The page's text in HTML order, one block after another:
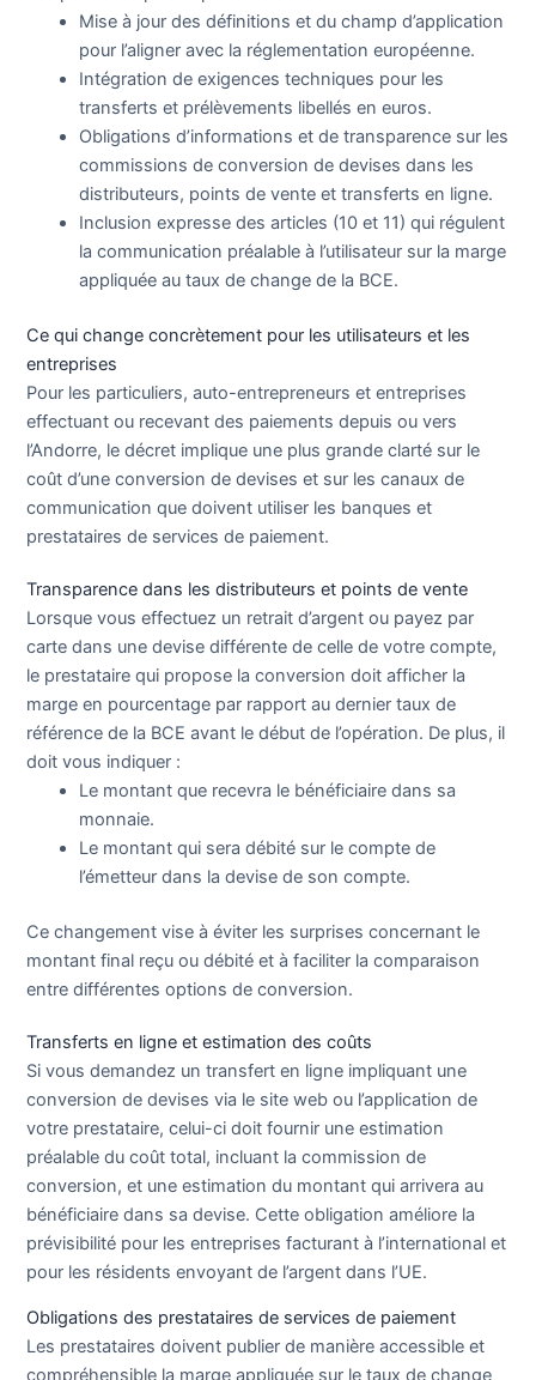
Mise à jour des définitions et du champ d’application
pour l’aligner avec la réglementation européenne.
Intégration de exigences techniques pour les
transferts et prélèvements libellés en euros.
Obligations d’informations et de transparence sur les
commissions de conversion de devises dans les
distributeurs, points de vente et transferts en ligne.
Inclusion expresse des articles (10 et 11) qui régulent
la communication préalable à l’utilisateur sur la marge
appliquée au taux de change de la BCE.
Ce qui change concrètement pour les utilisateurs et les
entreprises
Pour les particuliers, auto-entrepreneurs et entreprises
effectuant ou recevant des paiements depuis ou vers
l’Andorre, le décret implique une plus grande clarté sur le
coût d’une conversion de devises et sur les canaux de
communication que doivent utiliser les banques et
prestataires de services de paiement.
Transparence dans les distributeurs et points de vente
Lorsque vous effectuez un retrait d’argent ou payez par
carte dans une devise différente de celle de votre compte,
le prestataire qui propose la conversion doit afficher la
marge en pourcentage par rapport au dernier taux de
référence de la BCE avant le début de l’opération. De plus, il
doit vous indiquer :
Le montant que recevra le bénéficiaire dans sa
monnaie.
Le montant qui sera débité sur le compte de
l’émetteur dans la devise de son compte.
Ce changement vise à éviter les surprises concernant le
montant final reçu ou débité et à faciliter la comparaison
entre différentes options de conversion.
Transferts en ligne et estimation des coûts
Si vous demandez un transfert en ligne impliquant une
conversion de devises via le site web ou l’application de
votre prestataire, celui-ci doit fournir une estimation
préalable du coût total, incluant la commission de
conversion, et une estimation du montant qui arrivera au
bénéficiaire dans sa devise. Cette obligation améliore la
prévisibilité pour les entreprises facturant à l’international et
pour les résidents envoyant de l’argent dans l’UE.
Obligations des prestataires de services de paiement
Les prestataires doivent publier de manière accessible et
compréhensible la marge appliquée sur le taux de change